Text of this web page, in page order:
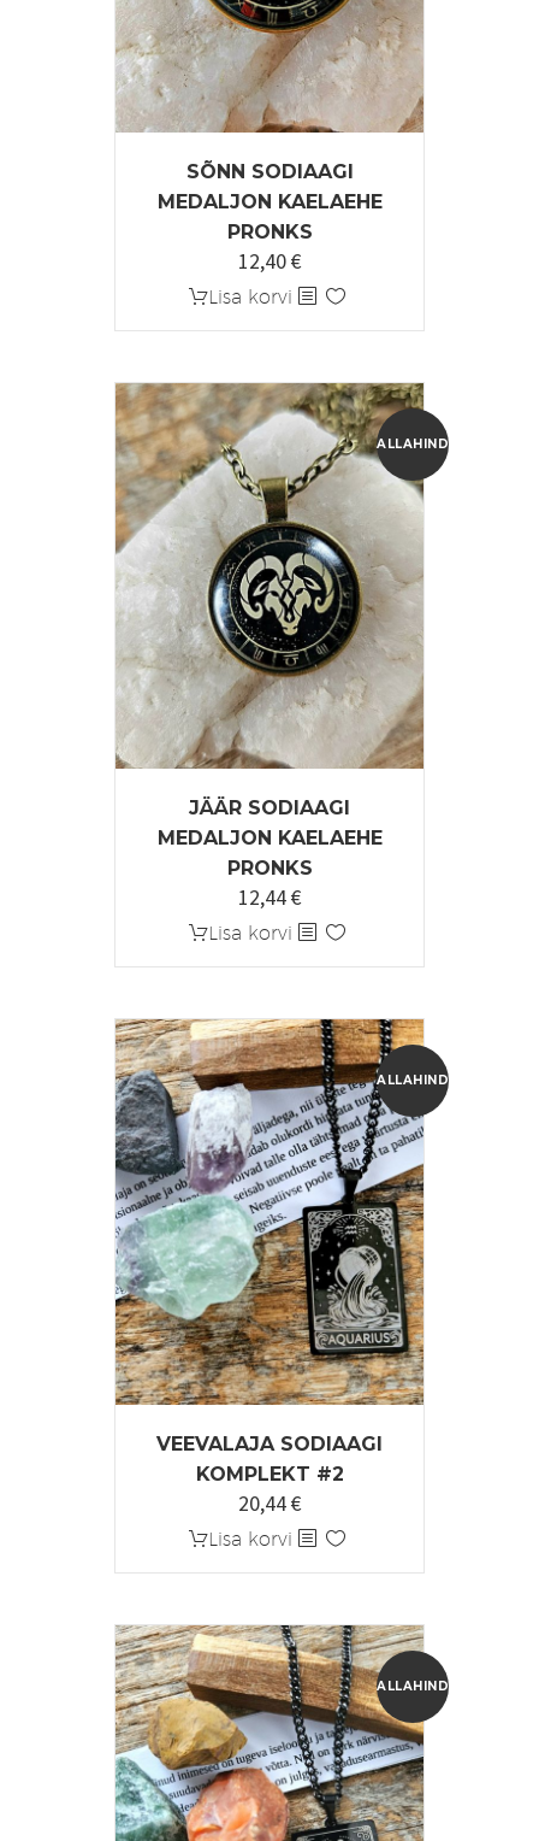
SÕNN SODIAAGI
MEDALJON KAELAEHE
PRONKS
Algne
hind
12,40€Praegune
hind
Lisa korvi
ALLAHINDLUS!
JÄÄR SODIAAGI
MEDALJON KAELAEHE
PRONKS
Algne
hind
12,44€Praegune
hind
Lisa korvi
ALLAHINDLUS!
VEEVALAJA SODIAAGI
KOMPLEKT #2
Algne
hind
20,44€Praegune
hind
Lisa korvi
ALLAHINDLUS!